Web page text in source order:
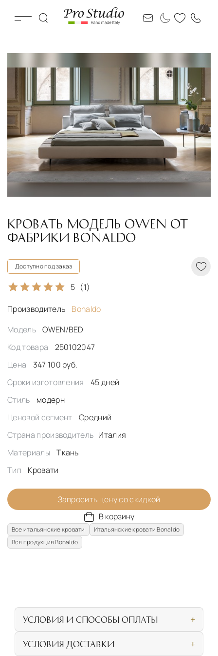
КРОВАТЬ МОДЕЛЬ OWEN ОТ
ФАБРИКИ BONALDO
Доступно под заказ
5 (1)
Производитель
Bonaldo
Модель
OWEN/BED
Код товара
250102047
Цена
347 100 руб.
Сроки изготовления
45 дней
Стиль
модерн
Ценовой сегмент
Средний
Страна производитель Италия
Материалы
Ткань
Тип
Кровати
Запросить цену со скидкой
В корзину
Все итальянские кровати
Итальянские кровати Bonaldo
Вся продукция Bonaldo
УСЛОВИЯ И СПОСОБЫ ОПЛАТЫ
личном посещении нашего салона
УСЛОВИЯ ДОСТАВКИ